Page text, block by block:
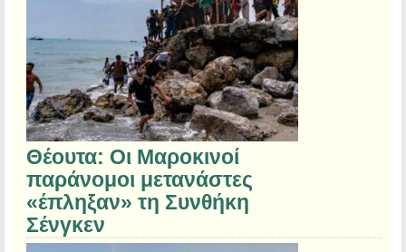
Θέουτα: Οι Μαροκινοί
παράνομοι μετανάστες
«έπληξαν» τη Συνθήκη
Σένγκεν